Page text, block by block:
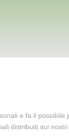
e fa il
distribuiti sui nostri